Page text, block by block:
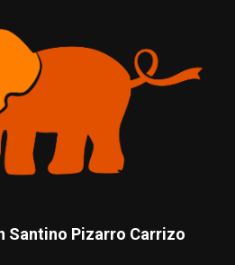
Santino Pizarro Carrizo